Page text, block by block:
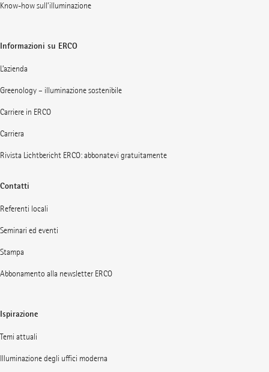
Know-how sull’illuminazione
Informazioni su ERCO
L’azienda
Greenology – illuminazione sostenibile
Carriere in ERCO
Carriera
Rivista Lichtbericht ERCO: abbonatevi gratuitamente
Contatti
Referenti locali
Seminari ed eventi
Stampa
Abbonamento alla newsletter ERCO
Ispirazione
Temi attuali
Illuminazione degli uffici moderna